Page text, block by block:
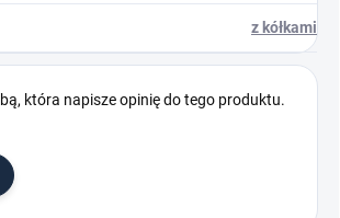
z kółkami
która napisze opinię do tego produktu.